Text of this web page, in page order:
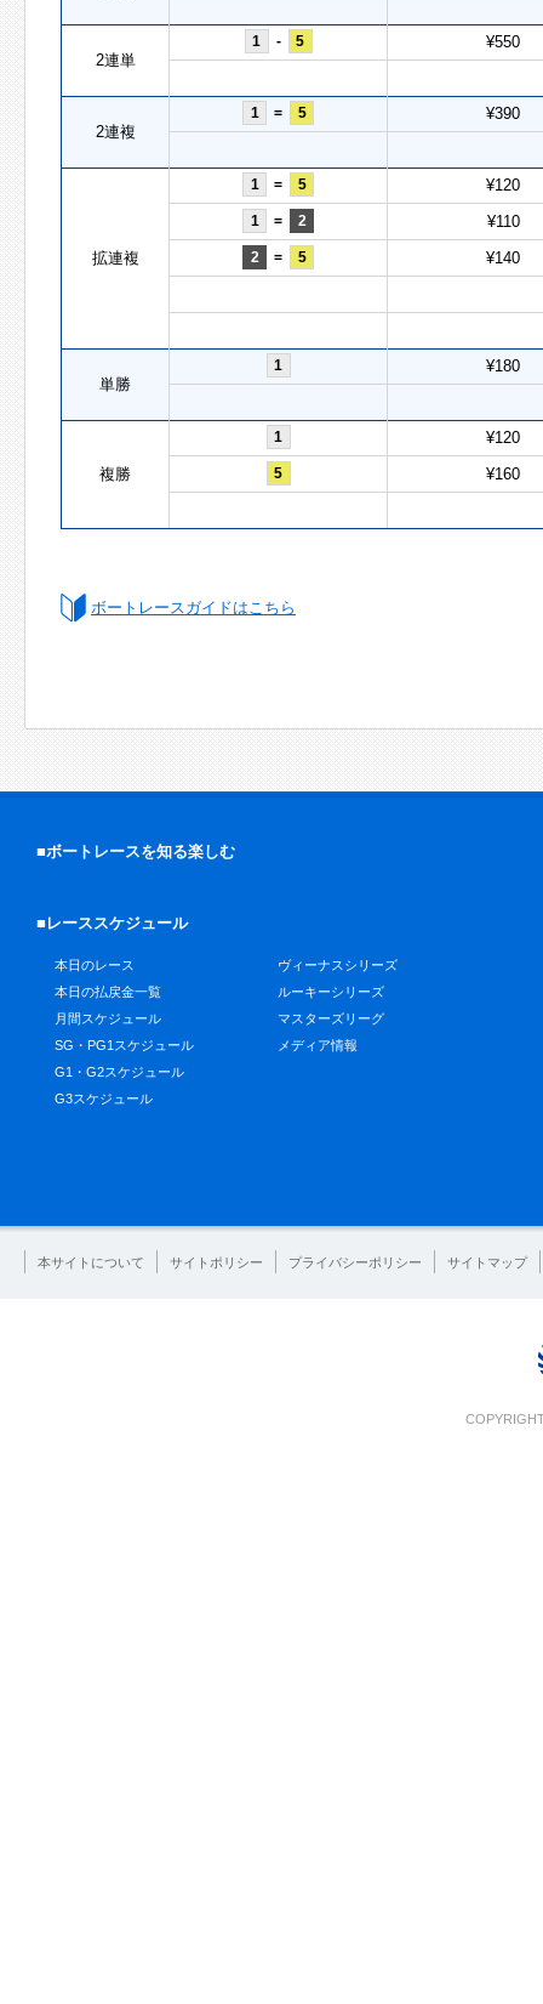
2連単
1 - 5 ¥550
2連複
1 = 5 ¥390
拡連複
1 = 5 ¥120
1 = 2 ¥110
2 = 5 ¥140
単勝
1 ¥180
複勝
1 ¥120
5 ¥160
ボートレースガイドはこちら
■ボートレースを知る楽しむ
■レーススケジュール
本日のレース
本日の払戻金一覧
月間スケジュール
SG・PG1スケジュール
G1・G2スケジュール
G3スケジュール
ヴィーナスシリーズ
ルーキーシリーズ
マスターズリーグ
メディア情報
本サイトについて サイトポリシー プライバシーポリシー サイトマップ